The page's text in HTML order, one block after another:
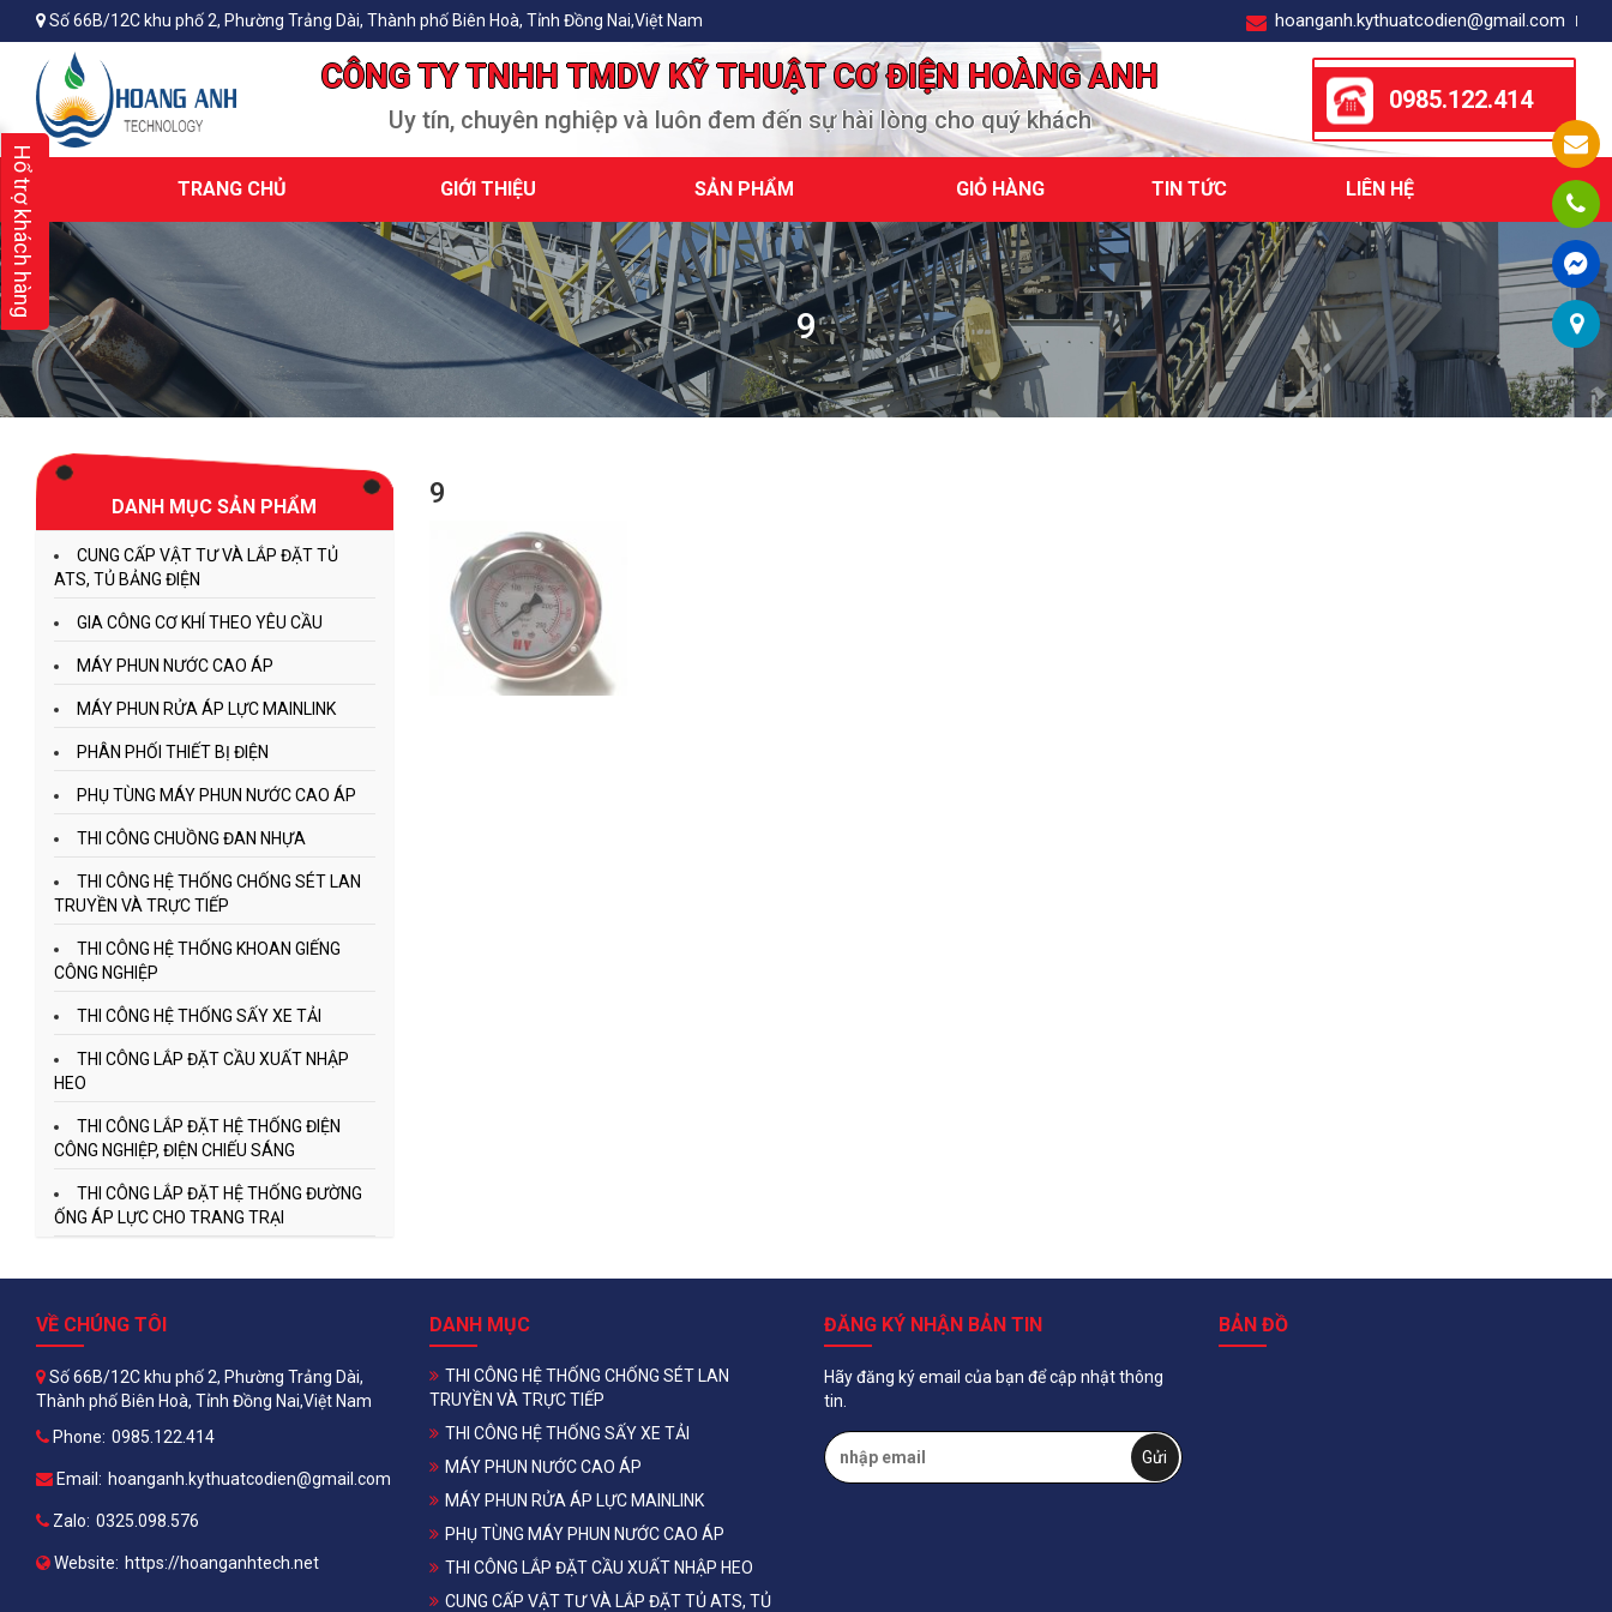
Số 66B/12C khu phố 2, Phường Trảng Dài, Thành phố Biên Hoà, Tỉnh Đồng Nai,Việt Nam hoanganh.kythuatcodien@gmail.com
CÔNG TY TNHH TMDV KỸ THUẬT CƠ ĐIỆN HOÀNG ANH
Uy tín, chuyên nghiệp và luôn đem đến sự hài lòng cho quý khách
0985.122.414
TRANG CHỦ GIỚI THIỆU SẢN PHẨM GIỎ HÀNG TIN TỨC LIÊN HỆ
9
DANH MỤC SẢN PHẨM
CUNG CẤP VẬT TƯ VÀ LẮP ĐẶT TỦ
ATS, TỦ BẢNG ĐIỆN
GIA CÔNG CƠ KHÍ THEO YÊU CẦU
MÁY PHUN NƯỚC CAO ÁP
MÁY PHUN RỬA ÁP LỰC MAINLINK
PHÂN PHỐI THIẾT BỊ ĐIỆN
PHỤ TÙNG MÁY PHUN NƯỚC CAO ÁP
THI CÔNG CHUỒNG ĐAN NHỰA
THI CÔNG HỆ THỐNG CHỐNG SÉT LAN
TRUYỀN VÀ TRỰC TIẾP
THI CÔNG HỆ THỐNG KHOAN GIẾNG
CÔNG NGHIỆP
THI CÔNG HỆ THỐNG SẤY XE TẢI
THI CÔNG LẮP ĐẶT CẦU XUẤT NHẬP
HEO
THI CÔNG LẮP ĐẶT HỆ THỐNG ĐIỆN
CÔNG NGHIỆP, ĐIỆN CHIẾU SÁNG
THI CÔNG LẮP ĐẶT HỆ THỐNG ĐƯỜNG
ỐNG ÁP LỰC CHO TRANG TRẠI
9
VỀ CHÚNG TÔI
Số 66B/12C khu phố 2, Phường Trảng Dài,
Thành phố Biên Hoà, Tỉnh Đồng Nai,Việt Nam
Phone: 0985.122.414
Email: hoanganh.kythuatcodien@gmail.com
Zalo: 0325.098.576
Website: https://hoanganhtech.net
DANH MỤC
THI CÔNG HỆ THỐNG CHỐNG SÉT LAN
TRUYỀN VÀ TRỰC TIẾP
THI CÔNG HỆ THỐNG SẤY XE TẢI
MÁY PHUN NƯỚC CAO ÁP
MÁY PHUN RỬA ÁP LỰC MAINLINK
PHỤ TÙNG MÁY PHUN NƯỚC CAO ÁP
THI CÔNG LẮP ĐẶT CẦU XUẤT NHẬP HEO
CUNG CẤP VẬT TƯ VÀ LẮP ĐẶT TỦ ATS, TỦ
ĐĂNG KÝ NHẬN BẢN TIN
Hãy đăng ký email của bạn để cập nhật thông
tin.
BẢN ĐỒ
Hổ trợ khách hàng